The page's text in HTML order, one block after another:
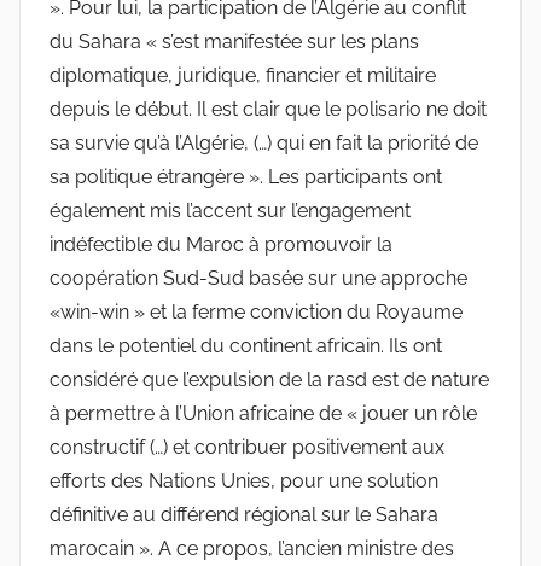
». Pour lui, la participation de l’Algérie au conflit
du Sahara « s’est manifestée sur les plans
diplomatique, juridique, financier et militaire
depuis le début. Il est clair que le polisario ne doit
sa survie qu’à l’Algérie, (…) qui en fait la priorité de
sa politique étrangère ». Les participants ont
également mis l’accent sur l’engagement
indéfectible du Maroc à promouvoir la
coopération Sud-Sud basée sur une approche
«win-win » et la ferme conviction du Royaume
dans le potentiel du continent africain. Ils ont
considéré que l’expulsion de la rasd est de nature
à permettre à l’Union africaine de « jouer un rôle
constructif (…) et contribuer positivement aux
efforts des Nations Unies, pour une solution
définitive au différend régional sur le Sahara
marocain ». A ce propos, l’ancien ministre des